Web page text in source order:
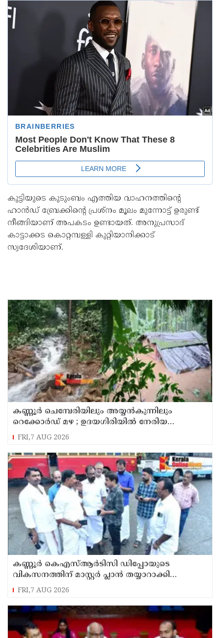
കുട്ടിയുടെ കുടുംബം എത്തിയ വാഹനത്തിന്റെ
ഹാന്‍ഡ് ബ്രേക്കിന്റെ പ്രശ്‌നം മൂലം മുന്നോട്ട് ഉരുണ്ട്
നീങ്ങിയാണ് അപകടം ഉണ്ടായത്. അനുപ്രസാദ്
കാട്ടാക്കട കൊറ്റമ്പള്ളി കുറ്റിയാനിക്കാട്
സ്വദേശിയാണ്.
കണ്ണൂർ ചെമ്പേരിയിലും അയ്യൻകുന്നിലും
റെക്കോർഡ് മഴ ; ഉദയഗിരിയിൽ നേരിയ
ഉരുൾപൊട്ടൽ; 13 പേരെ ക്യാമ്പിലേക്ക് മാറ്റി
FRI,7 AUG 2026
കണ്ണൂർ കെഎസ്ആർടിസി ഡിപ്പോയുടെ
വികസനത്തിന് മാസ്റ്റർ പ്ലാൻ തയ്യാറാക്കി
സമർപ്പിക്കും : ടി ഒ മോഹനൻ എം എൽ എ
FRI,7 AUG 2026